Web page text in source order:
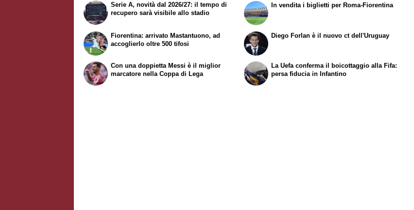
Serie A, novità dal 2026/27: il tempo di
recupero sarà visibile allo stadio
In vendita i biglietti per Roma-Fiorentina
Fiorentina: arrivato Mastantuono, ad
accoglierlo oltre 500 tifosi
Con una doppietta Messi è il miglior
marcatore nella Coppa di Lega
Diego Forlan è il nuovo ct dell'Uruguay
La Uefa conferma il boicottaggio alla Fifa:
persa fiducia in Infantino